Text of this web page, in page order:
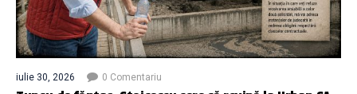
iulie 30, 2026 0 Comentariu